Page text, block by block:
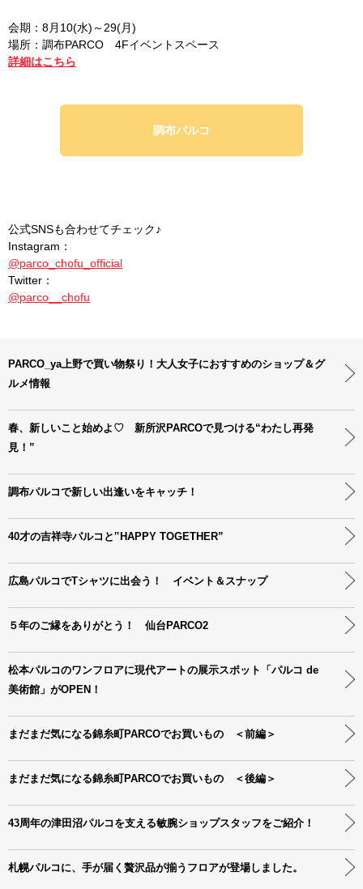
会期：8月10(水)～29(月)
場所：調布PARCO 4Fイベントスペース
詳細はこちら
調布パルコ
公式SNSも合わせてチェック♪
Instagram：
@parco_chofu_official
Twitter：
@parco__chofu
PARCO_ya上野で買い物祭り！大人女子におすすめのショップ＆グ
ルメ情報
春、新しいこと始めよ♡ 新所沢PARCOで見つける“わたし再発
見！”
調布パルコで新しい出逢いをキャッチ！
40才の吉祥寺パルコと‟HAPPY TOGETHER”
広島パルコでTシャツに出会う！ イベント＆スナップ
５年のご縁をありがとう！ 仙台PARCO2
松本パルコのワンフロアに現代アートの展示スポット「パルコ de
美術館」がOPEN！
まだまだ気になる錦糸町PARCOでお買いもの ＜前編＞
まだまだ気になる錦糸町PARCOでお買いもの ＜後編＞
43周年の津田沼パルコを支える敏腕ショップスタッフをご紹介！
札幌パルコに、手が届く贅沢品が揃うフロアが登場しました。